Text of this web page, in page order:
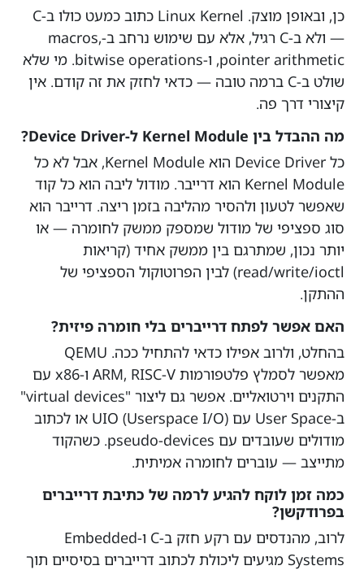
כן, ובאופן מוצק. Linux Kernel כתוב כמעט כולו ב-C
— ולא ב-C רגיל, אלא עם שימוש נרחב ב-macros,
pointer arithmetic, ו-bitwise operations. מי שלא
שולט ב-C ברמה טובה — כדאי לחזק את זה קודם. אין
קיצורי דרך פה.
מה ההבדל בין Kernel Module ל-Device Driver?
כל Device Driver הוא Kernel Module, אבל לא כל
Kernel Module הוא דרייבר. מודול ליבה הוא כל קוד
שאפשר לטעון ולהסיר מהליבה בזמן ריצה. דרייבר הוא
סוג ספציפי של מודול שמספק ממשק לחומרה — או
יותר נכון, שמתרגם בין ממשק אחיד (קריאות
read/write/ioctl) לבין הפרוטוקול הספציפי של
ההתקן.
האם אפשר לפתח דרייברים בלי חומרה פיזית?
בהחלט, ולרוב אפילו כדאי להתחיל ככה. QEMU
מאפשר לסמלץ פלטפורמות ARM, RISC-V ו-x86 עם
התקנים וירטואליים. אפשר גם ליצור "virtual devices"
ב-User Space עם UIO (Userspace I/O) או לכתוב
מודולים שעובדים עם pseudo-devices. כשהקוד
מתייצב — עוברים לחומרה אמיתית.
כמה זמן לוקח להגיע לרמה של כתיבת דרייברים
בפרודקשן?
לרוב, מהנדסים עם רקע חזק ב-C ו-Embedded
Systems מגיעים ליכולת לכתוב דרייברים בסיסיים תוך